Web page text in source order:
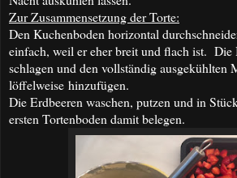
Zur Zusammensetzung der Torte:
Den Kuchenboden horizontal
einfach, weil er eher breit und flach ist. Die
schlagen und den vollständig ausgekühlten
löffelweise hinzufügen.
Die Erdbeeren waschen, putzen und in
ersten Tortenboden damit belegen.